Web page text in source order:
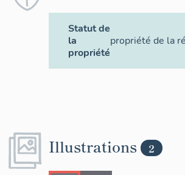
Statut de
la
propriété
propriété de la
Illustrations 2